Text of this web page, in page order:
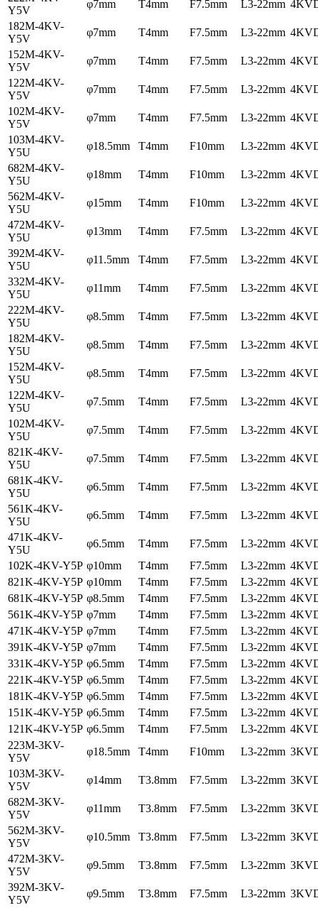
Y5V
φ7mm T4mm F7.5mm L3-22mm
182M-4KV-
Y5V
φ7mm T4mm F7.5mm L3-22mm
152M-4KV-
Y5V
φ7mm T4mm F7.5mm L3-22mm
122M-4KV-
Y5V
φ7mm T4mm F7.5mm L3-22mm
102M-4KV-
Y5V
φ7mm T4mm F7.5mm L3-22mm
103M-4KV-
Y5U
φ18.5mm T4mm F10mm L3-22mm
682M-4KV-
Y5U
φ18mm T4mm F10mm L3-22mm
562M-4KV-
Y5U
φ15mm T4mm F10mm L3-22mm
472M-4KV-
Y5U
φ13mm T4mm F7.5mm L3-22mm
392M-4KV-
Y5U
φ11.5mm T4mm F7.5mm L3-22mm
332M-4KV-
Y5U
φ11mm T4mm F7.5mm L3-22mm
222M-4KV-
Y5U
φ8.5mm T4mm F7.5mm L3-22mm
182M-4KV-
Y5U
φ8.5mm T4mm F7.5mm L3-22mm
152M-4KV-
Y5U
φ8.5mm T4mm F7.5mm L3-22mm
122M-4KV-
Y5U
φ7.5mm T4mm F7.5mm L3-22mm
102M-4KV-
Y5U
φ7.5mm T4mm F7.5mm L3-22mm
821K-4KV-
Y5U
φ7.5mm T4mm F7.5mm L3-22mm
681K-4KV-
Y5U
φ6.5mm T4mm F7.5mm L3-22mm
561K-4KV-
Y5U
φ6.5mm T4mm F7.5mm L3-22mm
471K-4KV-
Y5U
φ6.5mm T4mm F7.5mm L3-22mm
102K-4KV-Y5P φ10mm T4mm F7.5mm L3-22mm
821K-4KV-Y5P φ10mm T4mm F7.5mm L3-22mm
681K-4KV-Y5P φ8.5mm T4mm F7.5mm L3-22mm
561K-4KV-Y5P φ7mm T4mm F7.5mm L3-22mm
471K-4KV-Y5P φ7mm T4mm F7.5mm L3-22mm
391K-4KV-Y5P φ7mm T4mm F7.5mm L3-22mm
331K-4KV-Y5P φ6.5mm T4mm F7.5mm L3-22mm
221K-4KV-Y5P φ6.5mm T4mm F7.5mm L3-22mm
181K-4KV-Y5P φ6.5mm T4mm F7.5mm L3-22mm
151K-4KV-Y5P φ6.5mm T4mm F7.5mm L3-22mm
121K-4KV-Y5P φ6.5mm T4mm F7.5mm L3-22mm
223M-3KV-
Y5V
φ18.5mm T4mm F10mm L3-22mm
103M-3KV-
Y5V
φ14mm T3.8mm F7.5mm L3-22mm
682M-3KV-
Y5V
φ11mm T3.8mm F7.5mm L3-22mm
562M-3KV-
Y5V
φ10.5mm T3.8mm F7.5mm L3-22mm
472M-3KV-
Y5V
φ9.5mm T3.8mm F7.5mm L3-22mm
392M-3KV-
Y5V
φ9.5mm T3.8mm F7.5mm L3-22mm